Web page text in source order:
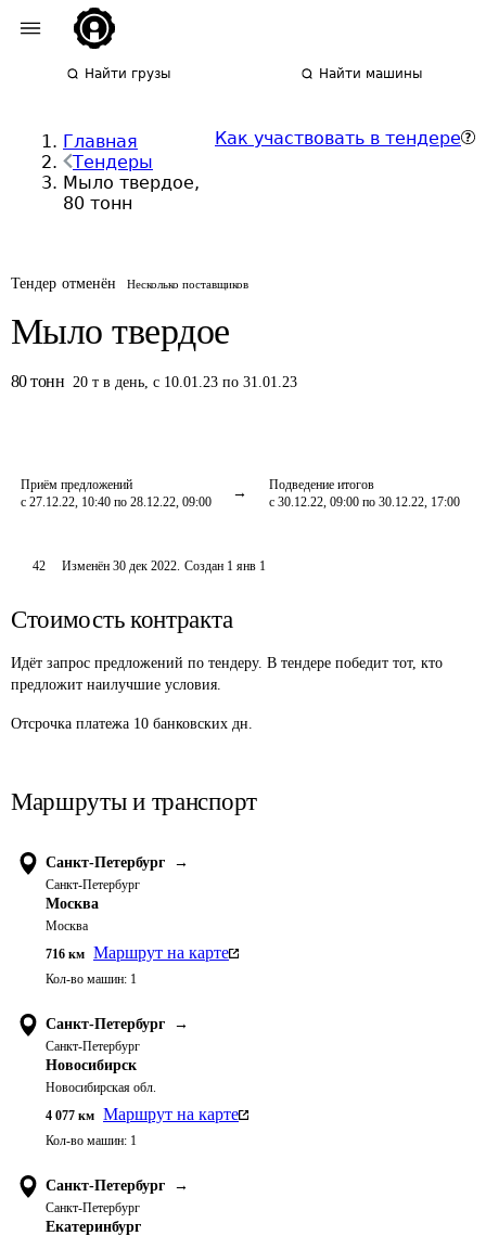
Найти грузы Найти машины
Главная
Тендеры
Мыло твердое,
80 тонн
Как участвовать в тендере
Тендер отменён Несколько поставщиков
Мыло твердое
80 тонн 20 т в день,с 10.01.23 по 31.01.23
Приём предложений
с 27.12.22, 10:40 по 28.12.22, 09:00
Подведение итогов
с 30.12.22, 09:00 по 30.12.22, 17:00
42 Изменён30 дек 2022. Создан 1 янв 1
Стоимость контракта
Идёт запрос предложений по тендеру. В тендере победит тот, кто
предложит наилучшие условия.
Отсрочка платежа 10 банковских дн.
Маршруты и транспорт
Санкт-Петербург →
Санкт-Петербург
Москва
Москва
716 км Маршрут на карте
Кол-во машин: 1
Санкт-Петербург →
Санкт-Петербург
Новосибирск
Новосибирская обл.
4 077 км Маршрут на карте
Кол-во машин: 1
Санкт-Петербург →
Санкт-Петербург
Екатеринбург